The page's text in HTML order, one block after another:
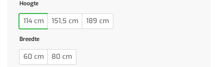
Hoogte
114 cm 151,5 cm 189 cm
Breedte
60 cm 80 cm